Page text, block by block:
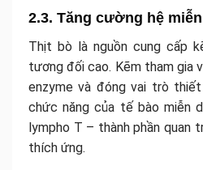
2.3. Tăng cường hệ
Thịt bò là nguồn cung cấp
tương đối cao. Kẽm tham gia
enzyme và đóng vai trò
chức năng của tế bào miễn
lympho T – thành phần quan
thích ứng.